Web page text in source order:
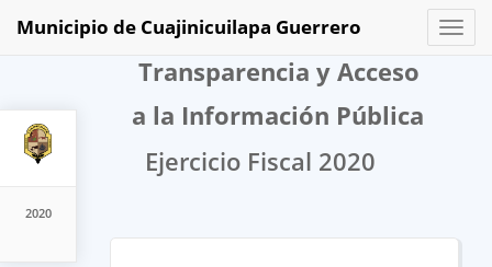
2020
Toggle
Municipio de Cuajinicuilapa Guerrero
Transparencia y Acceso
a la Información Pública
Ejercicio Fiscal 2020